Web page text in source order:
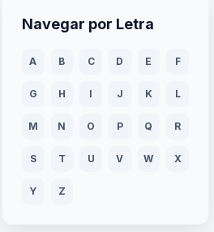
Navegar por Letra
A B C D E F
G H I J K L
M N O P Q R
S T U V W X
Y Z